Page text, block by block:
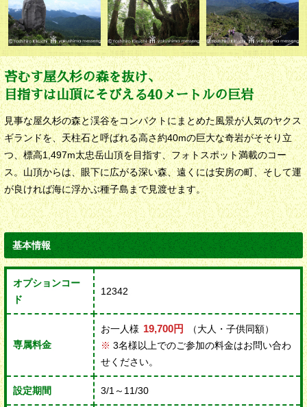
苔むす屋久杉の森を抜け、
目指すは山頂にそびえる40メートルの巨岩
見事な屋久杉の森と渓谷をコンパクトにまとめた風景が人気のヤクス
ギランドを、天柱石と呼ばれる高さ約40mの巨大な奇岩がそそり立
つ、標高1,497m太忠岳山頂を目指す、フォトスポット満載のコー
ス。山頂からは、眼下に広がる深い森、遠くには安房の町、そして運
が良ければ海に浮かぶ種子島まで見渡せます。
基本情報
オプションコー
ド
12342
専属料金
お一人様 19,700円
（大人・子供同額）
※ 3名様以上でのご参加の料金はお問い合わ
せください。
設定期間 3/1～11/30